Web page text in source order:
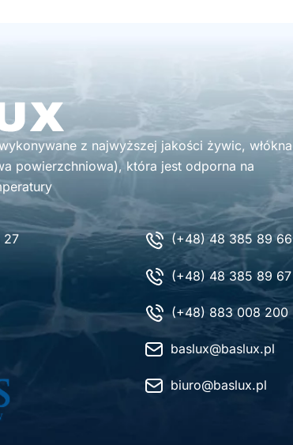
z najwyższej jakości żywic, włókna
powierzchniowa), która jest odporna na
27
(+48) 48 385 89 66
(+48) 48 385 89 67
(+48) 883 008 200
baslux@baslux.pl
biuro@baslux.pl